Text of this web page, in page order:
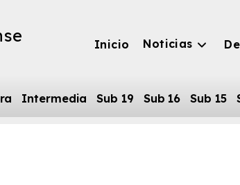
Inicio Noticias
Intermedia Sub 19 Sub 16 Sub 15